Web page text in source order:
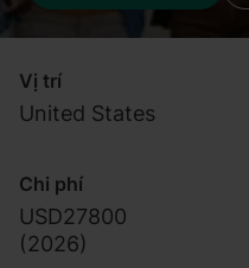
Vị trí
United States
Chi phí
USD27800
(2026)